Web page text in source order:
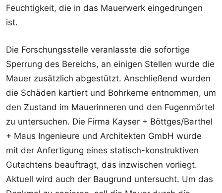
Feuchtigkeit, die in das Mauerwerk eingedrungen
ist.
Die Forschungsstelle veranlasste die sofortige
Sperrung des Bereichs, an einigen Stellen wurde die
Mauer zusätzlich abgestützt. Anschließend wurden
die Schäden kartiert und Bohrkerne entnommen, um
den Zustand im Mauerinneren und den Fugenmörtel
zu untersuchen. Die Firma Kayser + Böttges/Barthel
+ Maus Ingenieure und Architekten GmbH wurde
mit der Anfertigung eines statisch-konstruktiven
Gutachtens beauftragt, das inzwischen vorliegt.
Aktuell wird auch der Baugrund untersucht. Um das